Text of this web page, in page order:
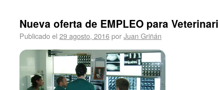
Nueva oferta de EMPLEO para
Publicado el 29 agosto, 2016porJuan Griñán